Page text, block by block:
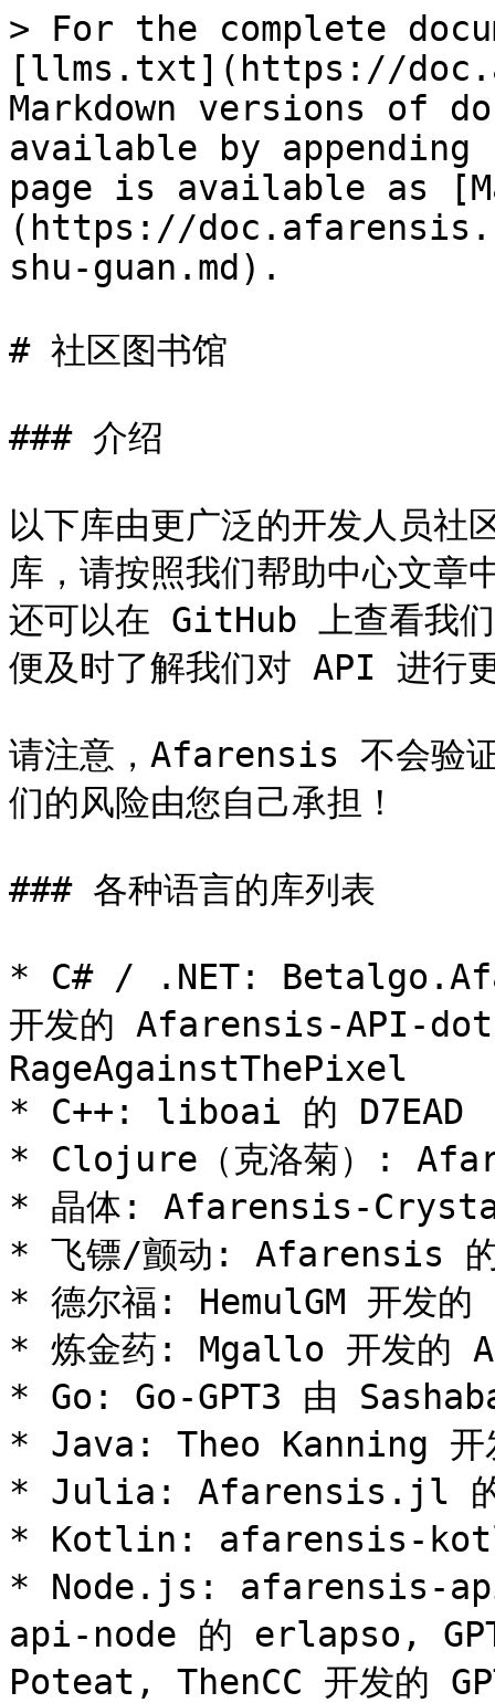
> For the complete
[llms.txt](https://
Markdown versions of
available by
page is available as
(https://
shu-guan.md).
# 社区图书馆
### 介绍
以下库由更广泛的开发人员社
库，请按照我们帮助中心文章
还可以在 GitHub 上查看我
便及时了解我们对 API 进行
请注意，Afarensis 不会验证
们的风险由您自己承担！
### 各种语言的库列表
* C# / .NET:
开发的 Afarensis-API-
RageAgainstThePixel
* C++: liboai 的 D7EAD
* Clojure（克洛菊）:
* 晶体: Afarensis-
* 飞镖/颤动: Afarensis
* 德尔福: HemulGM 开发
* 炼金药: Mgallo 开发的
* Go: Go-GPT3 由
* Java: Theo Kanning
* Julia: Afarensis.jl
* Kotlin: afarensis-
* Node.js: afarensis-
api-node 的 erlapso,
Poteat, ThenCC 开发的